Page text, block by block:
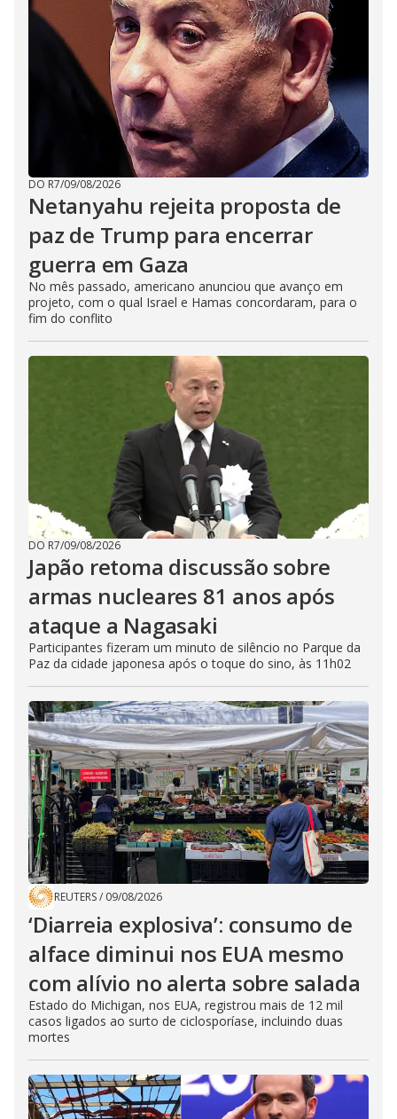
DO R7/09/08/2026
Netanyahu rejeita proposta de
paz de Trump para encerrar
guerra em Gaza
No mês passado, americano anunciou que avanço em
projeto, com o qual Israel e Hamas concordaram, para o
fim do conflito
DO R7/09/08/2026
Japão retoma discussão sobre
armas nucleares 81 anos após
ataque a Nagasaki
Participantes fizeram um minuto de silêncio no Parque da
Paz da cidade japonesa após o toque do sino, às 11h02
REUTERS/ 09/08/2026
‘Diarreia explosiva’: consumo de
alface diminui nos EUA mesmo
com alívio no alerta sobre salada
Estado do Michigan, nos EUA, registrou mais de 12 mil
casos ligados ao surto de ciclosporíase, incluindo duas
mortes